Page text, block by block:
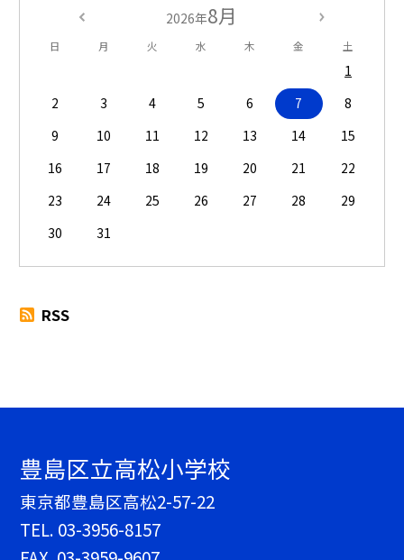
2026年8月
日 月 火 水 木 金 土
1
2
3 4 5 6 7
8
9
10 11 12 13 14
15
16
17 18 19 20 21
22
23
24 25 26 27 28
29
30
31
RSS
豊島区立高松小学校
東京都豊島区高松2-57-22
TEL. 03-3956-8157